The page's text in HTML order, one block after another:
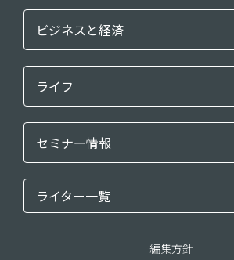
ビジネスと経済
ライフ
セミナー情報
ライター一覧
編集方針